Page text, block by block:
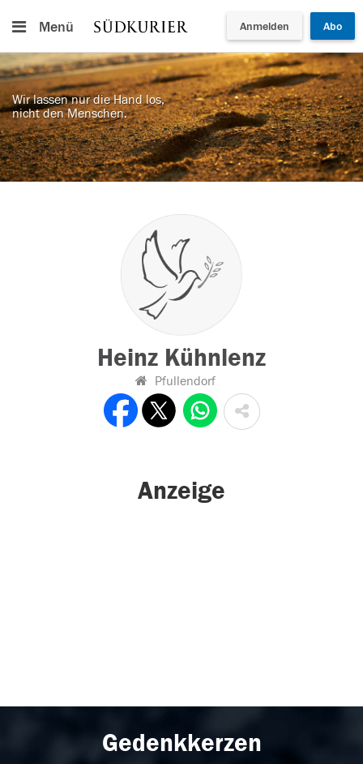
Menü Anmelden Abo
Wir lassen nur die Hand los,
nicht den Menschen.
Heinz Kühnlenz
Pfullendorf
Anzeige
Gedenkkerzen